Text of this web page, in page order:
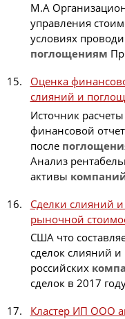
М.А
управления
условиях
поглощениям
Оценка
слияний и
Источник
финансовой
после
Анализ
активы
Сделки слияний
рыночной
США что
сделок слияний и
российских
сделок в 2017
Кластер ИП ООО